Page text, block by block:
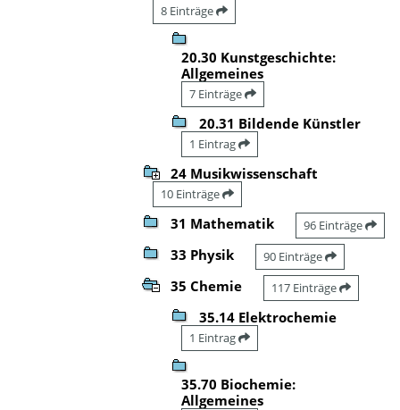
8 Einträge
20.30 Kunstgeschichte:
Allgemeines
7 Einträge
20.31 Bildende Künstler
1 Eintrag
24 Musikwissenschaft
10 Einträge
31 Mathematik 96 Einträge
33 Physik 90 Einträge
35 Chemie 117 Einträge
35.14 Elektrochemie
1 Eintrag
35.70 Biochemie:
Allgemeines